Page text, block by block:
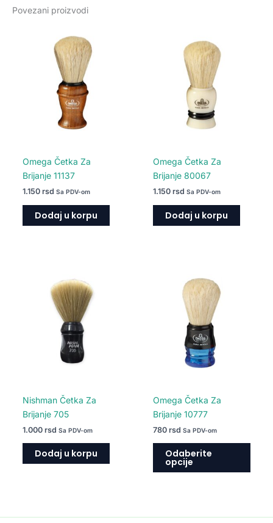
Povezani proizvodi
Omega Četka Za
Brijanje 11137
1.150 rsd Sa PDV-om
Dodaj u korpu
Omega Četka Za
Brijanje 80067
1.150 rsd Sa PDV-om
Dodaj u korpu
Nishman Četka Za
Brijanje 705
1.000 rsd Sa PDV-om
Dodaj u korpu
Omega Četka Za
Brijanje 10777
780 rsd Sa PDV-om
Odaberite
opcije